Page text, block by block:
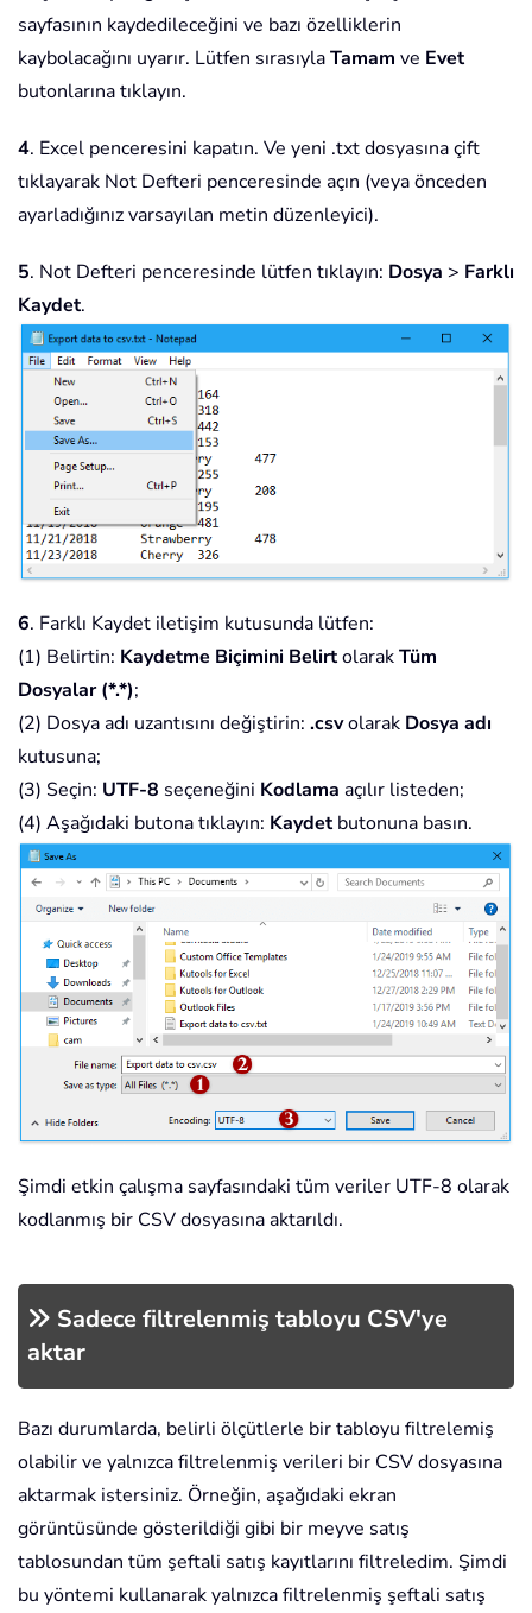
sayfasının kaydedileceğini ve bazı özelliklerin
kaybolacağını uyarır. Lütfen sırasıylaTamam ve Evet
butonlarına tıklayın.
4. Excel penceresini kapatın. Ve yeni .txt dosyasına çift
tıklayarak Not Defteri penceresinde açın (veya önceden
ayarladığınız varsayılan metin düzenleyici).
5. Not Defteri penceresinde lütfen tıklayın: Dosya > Farklı
Kaydet.
6. Farklı Kaydet iletişim kutusunda lütfen:
(1) Belirtin: Kaydetme Biçimini BelirtolarakTüm
Dosyalar (*.*);
(2) Dosya adı uzantısını değiştirin: .csvolarak Dosya adı
kutusuna;
(3) Seçin: UTF-8 seçeneğini Kodlama açılır listeden;
(4) Aşağıdaki butona tıklayın: Kaydetbutonuna basın.
Şimdi etkin çalışma sayfasındaki tüm veriler UTF-8 olarak
kodlanmış bir CSV dosyasına aktarıldı.
Sadece filtrelenmiş tabloyu CSV'ye
aktar
Bazı durumlarda, belirli ölçütlerle bir tabloyu filtrelemiş
olabilir ve yalnızca filtrelenmiş verileri bir CSV dosyasına
aktarmak istersiniz. Örneğin, aşağıdaki ekran
görüntüsünde gösterildiği gibi bir meyve satış
tablosundan tüm şeftali satış kayıtlarını filtreledim. Şimdi
bu yöntemi kullanarak yalnızca filtrelenmiş şeftali satış